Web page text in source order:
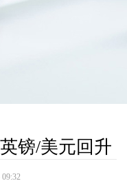
镑/美元回升
09:32